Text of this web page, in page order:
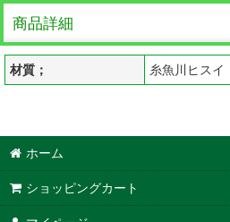
商品詳細
材質； 糸魚川ヒスイ
ホーム
ショッピングカート